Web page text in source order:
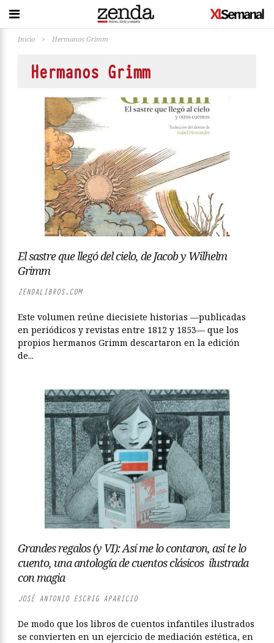
Inicio > Hermanos Grimm
Hermanos Grimm
El sastre que llegó del cielo, de Jacob y Wilhelm
Grimm
ZENDALIBROS.COM
Este volumen reúne diecisiete historias —publicadas
en periódicos y revistas entre 1812 y 1853— que los
propios hermanos Grimm descartaron en la edición
de...
Grandes regalos (y VI): Así me lo contaron, así te lo
cuento, una antología de cuentos clásicos ilustrada
con magia
JOSÉ ANTONIO ESCRIG APARICIO
De modo que los libros de cuentos infantiles ilustrados
se convierten en un ejercicio de mediación estética, en